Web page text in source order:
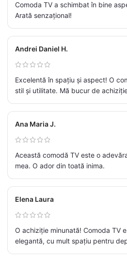
Comoda TV a schimbat în bine
Arată senzațional!
Andrei Daniel H.
Excelentă în spațiu și aspect! O
stil și utilitate. Mă bucur de
Ana Maria J.
Această comodă TV este o
mea. O ador din toată inima.
Elena Laura
O achiziție minunată! Comoda TV
elegantă, cu mult spațiu pentru